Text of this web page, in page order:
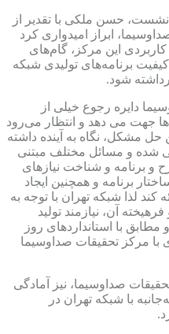
حسن ملکی با تقدیر از
ابراز امیدواری کرد
این مرکز، گام‌های
کیفیت برنامه‌های تولیدی شبکه
شود.
دایره رجوع خیلی از
جهت می دهد و انتظار می‌رود
مشکل، نگاه به آینده داشته
شده و مسائل مختلف مبتنی
و برنامه و شناخت نیازهای
برنامه و همچنین ایجاد
کند لذا شبکه تهران با توجه به
آن، نیازمند تولید
مطابق با استانداردهای روز
مرکز تحقیقات صداوسیما
صداوسیما، نیز آمادگی
با شبکه تهران در